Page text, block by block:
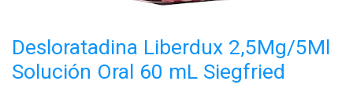
Desloratadina Liberdux 2,5Mg/5Ml
Solución Oral 60 mL Siegfried